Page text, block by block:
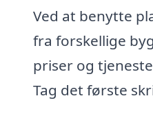
Ved at benytte
fra forskellige
priser og
Tag det første